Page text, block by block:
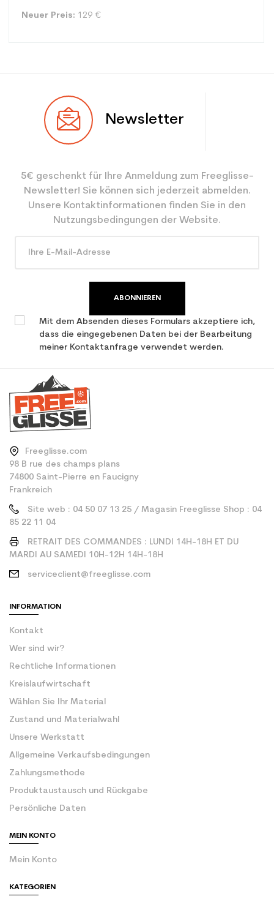
Neuer Preis: 129 €
Benutzer Mädchen
Farbe Pink
CO2-Einsparungen für
den Planeten (in kg)
2.1
Newsletter
5€ geschenkt für Ihre Anmeldung zum Freeglisse-
Newsletter! Sie können sich jederzeit abmelden.
Unsere Kontaktinformationen finden Sie in den
Nutzungsbedingungen der Website.
ABONNIEREN
Mit dem Absenden dieses Formulars akzeptiere ich,
dass die eingegebenen Daten bei der Bearbeitung
meiner Kontaktanfrage verwendet werden.
Freeglisse.com
98 B rue des champs plans
74800 Saint-Pierre en Faucigny
Frankreich
Site web : 04 50 07 13 25 / Magasin Freeglisse Shop : 04
85 22 11 04
RETRAIT DES COMMANDES : LUNDI 14H-18H ET DU
MARDI AU SAMEDI 10H-12H 14H-18H
serviceclient@freeglisse.com
INFORMATION
Kontakt
Wer sind wir?
Rechtliche Informationen
Kreislaufwirtschaft
Wählen Sie Ihr Material
Zustand und Materialwahl
Unsere Werkstatt
Allgemeine Verkaufsbedingungen
Zahlungsmethode
Produktaustausch und Rückgabe
Persönliche Daten
MEIN KONTO
Mein Konto
KATEGORIEN